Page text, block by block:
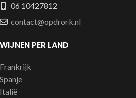
06 10427812
contact@opdronk.nl
WIJNEN PER LAND
Frankrijk
Spanje
Italië